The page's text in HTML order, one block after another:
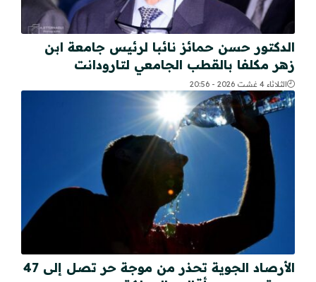
الدكتور حسن حمائز نائبا لرئيس جامعة ابن
زهر مكلفا بالقطب الجامعي لتارودانت
الثلاثاء 4 غشت 2026 - 20:56
الأرصاد الجوية تحذر من موجة حر تصل إلى 47